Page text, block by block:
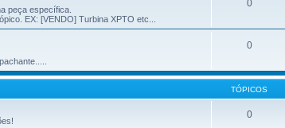
peça específica.
EX: [VENDO] Turbina XPTO etc...
0
0
TÓPICOS
0